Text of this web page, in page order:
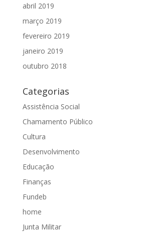
abril 2019
março 2019
fevereiro 2019
janeiro 2019
outubro 2018
Categorias
Assistência Social
Chamamento Público
Cultura
Desenvolvimento
Educação
Finanças
Fundeb
home
Junta Militar